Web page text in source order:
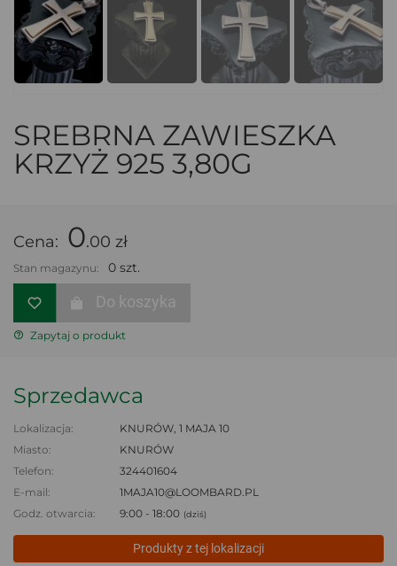
SREBRNA ZAWIESZKA
KRZYŻ 925 3,80G
Cena: 0.00 zł
Stan magazynu: 0 szt.
Do koszyka
Zapytaj o produkt
Sprzedawca
Lokalizacja:
KNURÓW, 1 MAJA 10
Miasto:
KNURÓW
Telefon:
324401604
E-mail:
1MAJA10@LOOMBARD.PL
Godz. otwarcia:
9:00 - 18:00 (dziś)
Produkty z tej lokalizacji